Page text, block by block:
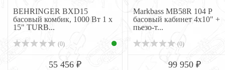
BEHRINGER BXD15
басовый комбик, 1000 Вт 1 х
15" TURB...
(0)
55 456 ₽
Markbass MB58R 104 P
басовый кабинет 4x10" +
пьезо-т...
(0)
99 950 ₽